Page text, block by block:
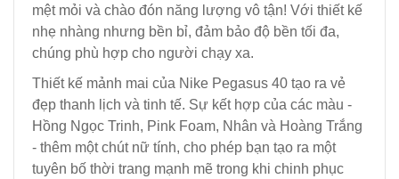
mệt mỏi và chào đón năng lượng vô tận! Với thiết kế
nhẹ nhàng nhưng bền bỉ, đảm bảo độ bền tối đa,
chúng phù hợp cho người chạy xa.
Thiết kế mảnh mai của Nike Pegasus 40 tạo ra vẻ
đẹp thanh lịch và tinh tế. Sự kết hợp của các màu -
Hồng Ngọc Trinh, Pink Foam, Nhân và Hoàng Trắng
- thêm một chút nữ tính, cho phép bạn tạo ra một
tuyên bố thời trang mạnh mẽ trong khi chinh phục